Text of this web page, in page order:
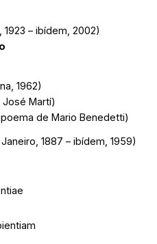
– ibídem, 2002)
1962)
Martí)
de Mario Benedetti)
1887 – ibídem, 1959)